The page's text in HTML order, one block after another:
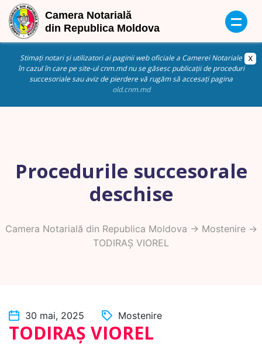
Stimați notari și utilizatori ai paginii web oficiale a Camerei Notariale
în cazul în care pe site-ul cnm.md nu se găsesc publicații de proceduri
succesoriale sau aviz de pierdere vă rugăm să accesați pagina
old.cnm.md
Procedurile succesorale
deschise
Camera Notarială din Republica Moldova -> Mostenire->
TODIRAȘ VIOREL
30 mai, 2025 Mostenire
TODIRAȘ VIOREL